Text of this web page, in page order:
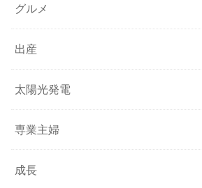
グルメ
出産
太陽光発電
専業主婦
成長